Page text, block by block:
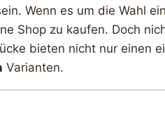
Wenn es um die Wahl
Shop zu kaufen. Doch
bieten nicht nur einen
Varianten.